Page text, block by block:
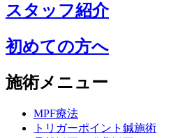
スタッフ紹介
初めての方へ
施術メニュー
MPF療法
トリガーポイント鍼施術